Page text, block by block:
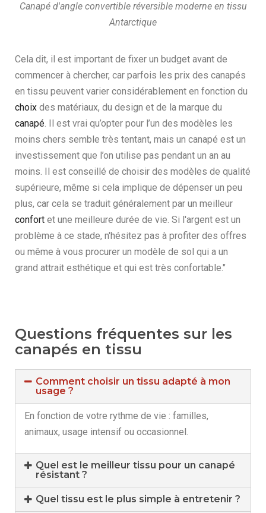
Canapé d'angle convertible réversible moderne en tissu
Antarctique
Cela dit, il est important de fixer un budget avant de
commencer à chercher, car parfois les prix des canapés
en tissu peuvent varier considérablement en fonction du
choix des matériaux, du design et de la marque du
canapé. Il est vrai qu’opter pour l’un des modèles les
moins chers semble très tentant, mais un canapé est un
investissement que l’on utilise pas pendant un an au
moins. Il est conseillé de choisir des modèles de qualité
supérieure, même si cela implique de dépenser un peu
plus, car cela se traduit généralement par un meilleur
confort et une meilleure durée de vie. Si l'argent est un
problème à ce stade, n'hésitez pas à profiter des offres
ou même à vous procurer un modèle de sol qui a un
grand attrait esthétique et qui est très confortable."
Questions fréquentes sur les
canapés en tissu
Comment choisir un tissu adapté à mon
usage ?
En fonction de votre rythme de vie : familles,
animaux, usage intensif ou occasionnel.
Quel est le meilleur tissu pour un canapé
résistant ?
Quel tissu est le plus simple à entretenir ?